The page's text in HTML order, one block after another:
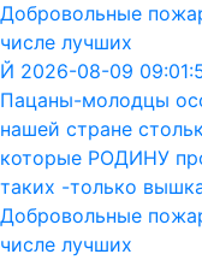
Добровольные
числе лучших
Й 2026-08-09
Пацаны-молодцы
нашей стране
которые РОДИНУ
таких -только
Добровольные
числе лучших